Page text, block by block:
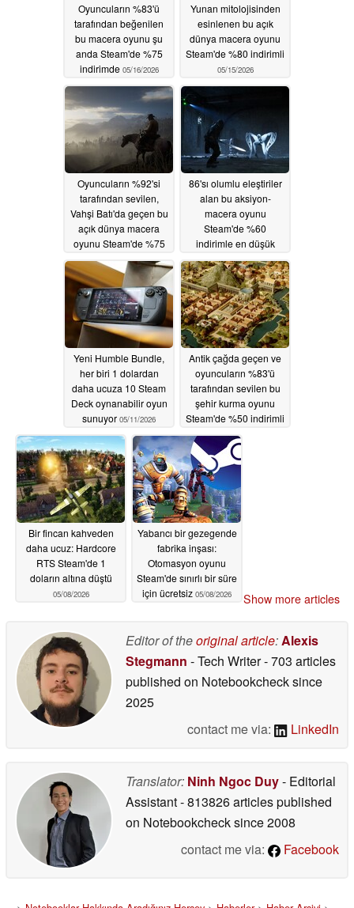
Oyuncuların %83'ü
tarafından beğenilen
bu macera oyunu şu
anda Steam'de %75
indirimde 05/16/2026
Yunan mitolojisinden
esinlenen bu açık
dünya macera oyunu
Steam'de %80 indirimli
05/15/2026
Oyuncuların %92'si
tarafından sevilen,
Vahşi Batı'da geçen bu
açık dünya macera
oyunu Steam'de %75
indirimde
05/14/2026
86'sı olumlu eleştiriler
alan bu aksiyon-
macera oyunu
Steam'de %60
indirimle en düşük
fiyatına ulaştı05/13/2026
Yeni Humble Bundle,
her biri 1 dolardan
daha ucuza 10 Steam
Deck oynanabilir oyun
sunuyor 05/11/2026
Antik çağda geçen ve
oyuncuların %83'ü
tarafından sevilen bu
şehir kurma oyunu
Steam'de %50 indirimli
05/09/2026
Bir fincan kahveden
daha ucuz: Hardcore
RTS Steam'de 1
doların altına düştü
05/08/2026
Yabancı bir gezegende
fabrika inşası:
Otomasyon oyunu
Steam'de sınırlı bir süre
için ücretsiz 05/08/2026 Show more articles
Editor of theoriginal article:Alexis
Stegmann - Tech Writer- 703 articles
published on Notebookchecksince
2025
contact me via:
LinkedIn
Translator: Ninh Ngoc Duy- Editorial
Assistant- 813826 articles published
on Notebookchecksince 2008
contact me via:
Facebook